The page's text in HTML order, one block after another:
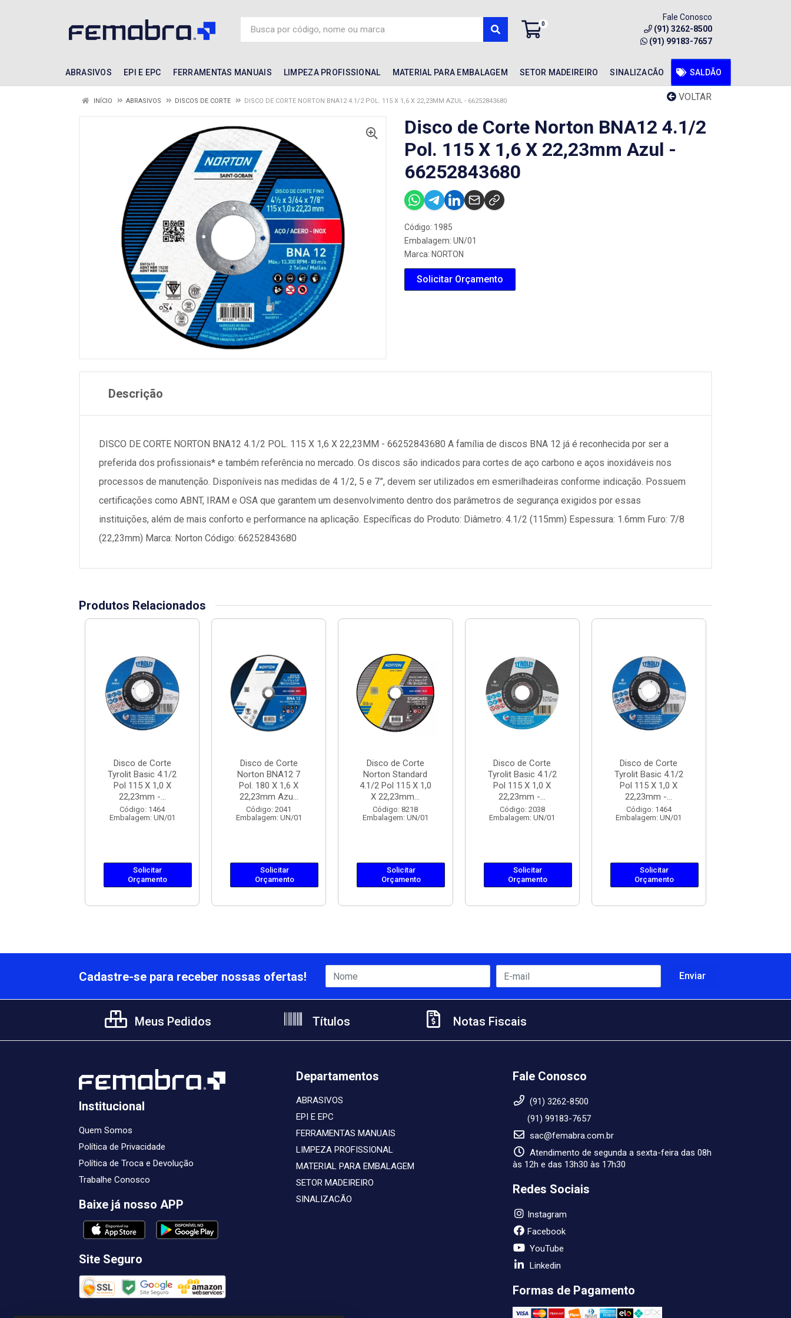
0
Fale Conosco
(91) 3262-8500
(91) 99183-7657
ABRASIVOS EPI E EPC FERRAMENTAS MANUAIS LIMPEZA PROFISSIONAL MATERIAL PARA EMBALAGEM SETOR MADEIREIRO SINALIZACÃO SALDÃO
VOLTAR
INÍCIO ABRASIVOS DISCOS DE CORTE DISCO DE CORTE NORTON BNA12 4.1/2 POL. 115 X 1,6 X 22,23MM AZUL - 66252843680
Disco de Corte Norton BNA12 4.1/2
Pol. 115 X 1,6 X 22,23mm Azul -
66252843680
Código: 1985
Embalagem: UN/01
Marca: NORTON
Solicitar Orçamento
Descrição
DISCO DE CORTE NORTON BNA12 4.1/2 POL. 115 X 1,6 X 22,23MM - 66252843680 A família de discos BNA 12 já é reconhecida por ser a
preferida dos profissionais* e também referência no mercado. Os discos são indicados para cortes de aço carbono e aços inoxidáveis nos
processos de manutenção. Disponíveis nas medidas de 4 1/2, 5 e 7”, devem ser utilizados em esmerilhadeiras conforme indicação. Possuem
certificações como ABNT, IRAM e OSA que garantem um desenvolvimento dentro dos parâmetros de segurança exigidos por essas
instituições, além de mais conforto e performance na aplicação. Específicas do Produto: Diâmetro: 4.1/2 (115mm) Espessura: 1.6mm Furo: 7/8
(22,23mm) Marca: Norton Código: 66252843680
Produtos Relacionados
Disco de Corte
Tyrolit Basic 4.1/2
Pol 115 X 1,0 X
22,23mm -...
Código: 1464
Embalagem: UN/01
Solicitar
Orçamento
Disco de Corte
Norton BNA12 7
Pol. 180 X 1,6 X
22,23mm Azu...
Código: 2041
Embalagem: UN/01
Solicitar
Orçamento
Disco de Corte
Norton Standard
4.1/2 Pol 115 X 1,0
X 22,23mm...
Código: 8218
Embalagem: UN/01
Solicitar
Orçamento
Disco de Corte
Tyrolit Basic 4.1/2
Pol 115 X 1,0 X
22,23mm -...
Código: 2038
Embalagem: UN/01
Solicitar
Orçamento
Disco de Corte
Tyrolit Basic 4.1/2
Pol 115 X 1,0 X
22,23mm -...
Código: 1464
Embalagem: UN/01
Solicitar
Orçamento
Cadastre-se para receber nossas ofertas!
Meus Pedidos Títulos Notas Fiscais
Institucional
Quem Somos
Política de Privacidade
Política de Troca e Devolução
Trabalhe Conosco
Baixe já nosso APP
Site Seguro
Departamentos
ABRASIVOS
EPI E EPC
FERRAMENTAS MANUAIS
LIMPEZA PROFISSIONAL
MATERIAL PARA EMBALAGEM
SETOR MADEIREIRO
SINALIZACÃO
Fale Conosco
(91) 3262-8500
(91) 99183-7657
sac@femabra.com.br
Atendimento de segunda a sexta-feira das 08h
às 12h e das 13h30 às 17h30
Redes Sociais
Instagram
Facebook
YouTube
Linkedin
Formas de Pagamento